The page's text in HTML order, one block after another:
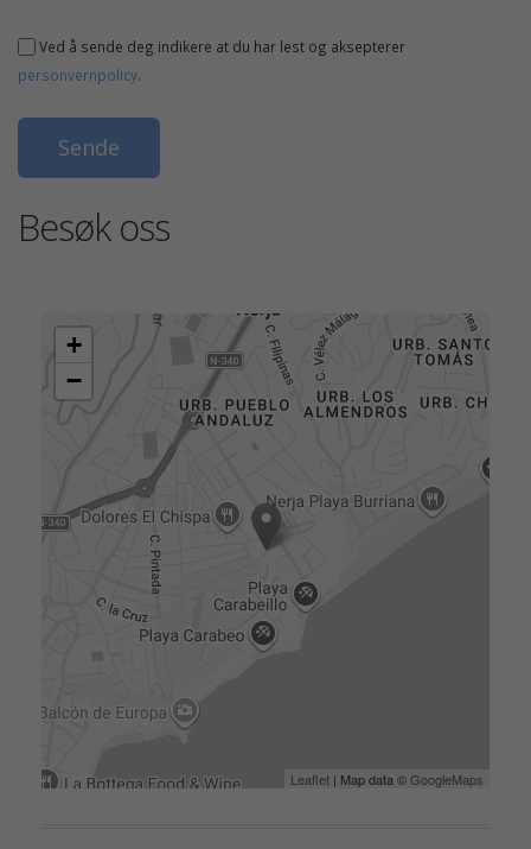
Ved å sende deg indikere at du har lest og aksepterer
personvernpolicy.
Besøk oss
+
−
Leaflet | Map data ©GoogleMaps